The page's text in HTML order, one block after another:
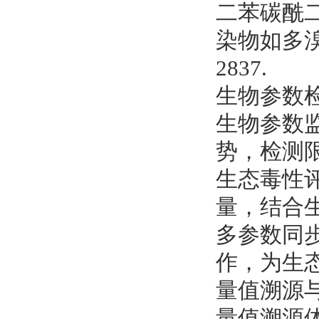
二苯碳酰
染物如多
2837.
生物参数
生物参数
势，检测
生态毒性
量，结合
多参数同
作，为生
量值溯源